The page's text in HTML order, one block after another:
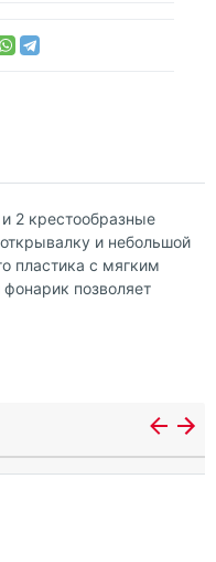
2 крестообразные
и небольшой
пластика с мягким
позволяет